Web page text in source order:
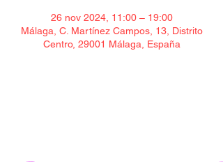
26 nov 2024, 11:00 – 19:00
Málaga, C. Martínez Campos, 13, Distrito
Centro, 29001 Málaga, España